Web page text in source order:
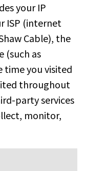
your IP
ISP (internet
Cable), the
(such as
time you visited
throughout
party services
monitor,